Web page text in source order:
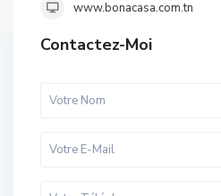
www.bonacasa.com.tn
Contactez-Moi